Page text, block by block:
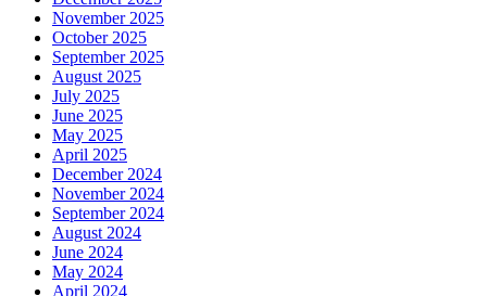
November 2025
October 2025
September 2025
August 2025
July 2025
June 2025
May 2025
April 2025
December 2024
November 2024
September 2024
August 2024
June 2024
May 2024
April 2024